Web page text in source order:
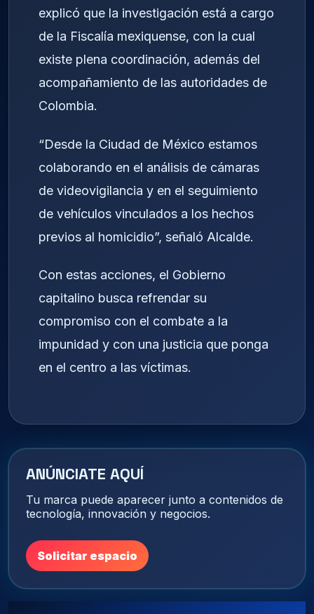
explicó que la investigación está a cargo
de la Fiscalía mexiquense, con la cual
existe plena coordinación, además del
acompañamiento de las autoridades de
Colombia.
“Desde la Ciudad de México estamos
colaborando en el análisis de cámaras
de videovigilancia y en el seguimiento
de vehículos vinculados a los hechos
previos al homicidio”, señaló Alcalde.
Con estas acciones, el Gobierno
capitalino busca refrendar su
compromiso con el combate a la
impunidad y con una justicia que ponga
en el centro a las víctimas.
ANÚNCIATE AQUÍ
Tu marca puede aparecer junto a contenidos de
tecnología, innovación y negocios.
Solicitar espacio